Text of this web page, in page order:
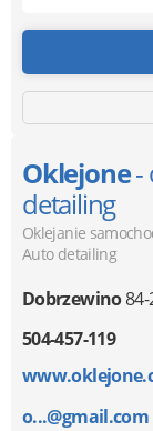
Oklejone-
detailing
Oklejanie
Auto detailing
Dobrzewino
504-457-119
o...@gmail.com